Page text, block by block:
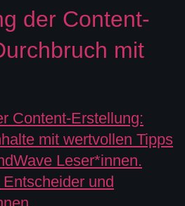
der Content-
mit